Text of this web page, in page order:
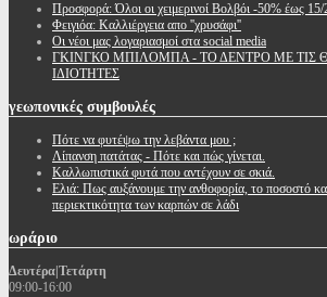
Προσφορά: Όλοι οι χειμερινοί Βολβόι -50% έως 15/
Φειγιόα: Καλλιέργεια απο ''χρυσάφι''
Oι νέοι μας λογαριασμοί στα social media
ΓΚΙΝΓΚΟ ΜΠΙΛΟΜΠΑ - ΤΟ ΔΕΝΤΡΟ ΜΕ ΤΙΣ
ΙΔΙΟΤΗΤΕΣ
γεωπονικές συμβουλές
Πότε να φυτέψω την λεβάντα μου ;
Λίπανση πατάτας - Πότε και πώς γίνεται.
Καλλωπιστικά φυτά που αντέχουν σε σκιά.
Ελιά: Πως αυξάνουμε την ανθοφορία, το ποσοστό
περιεκτικότητα των καρπών σε λάδι
ωράριο
Δευτέρα|Τετάρτη
09:00-16:00